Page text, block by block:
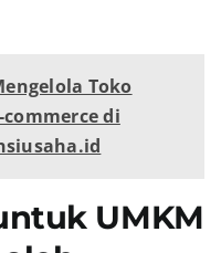
Toko
di
UMKM